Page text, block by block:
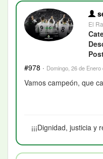
El
#978 · Domingo, 26 de
Vamos campeón, que
¡¡¡Dignidad, justicia y